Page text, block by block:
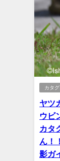
カタ
ヤツ
ウビ
カタ
ん！
影ガ